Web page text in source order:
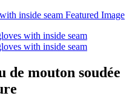
de mouton soudée